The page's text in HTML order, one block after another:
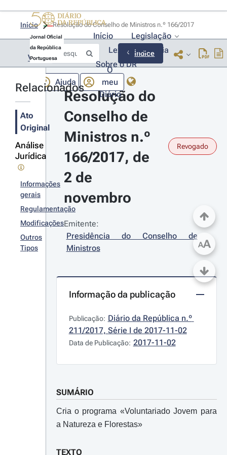
Jornal Oficial
da República
Portuguesa
Início
Legislação
Lexionário
Lia
Sobre o DR
Ajuda
O
meu
Diário
Início
Voltar Índice
Relacionados
Ato
Original
Análise
Jurídica
Informações
gerais
Regulamentação
Modificações
Outros
Tipos
Resolução do
Conselho de
Ministros n.º
166/2017, de
2 de
novembro
Revogado
Emitente:
Presidência do Conselho de
Ministros
Informação da publicação
Publicação: Diário da República n.º
211/2017, Série I de 2017-11-02
Data de Publicação: 2017-11-02
SUMÁRIO
Cria o programa «Voluntariado Jovem para
a Natureza e Florestas»
TEXTO
AA